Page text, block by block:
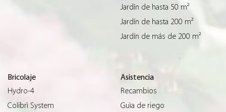
Jardín de hasta 50 m²
Jardín de hasta 200 m²
Jardín de más de 200 m²
Bricolaje
Hydro-4
Colibrì System
Asistencia
Recambios
Guìa de riego